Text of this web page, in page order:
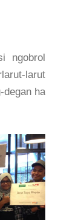
ngobrol
larut
-degan ha